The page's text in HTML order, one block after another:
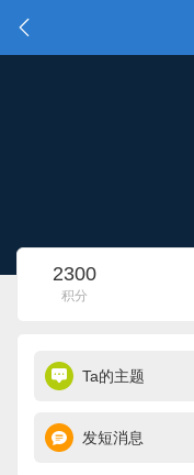
2300
积分
Ta的主题
发短消息